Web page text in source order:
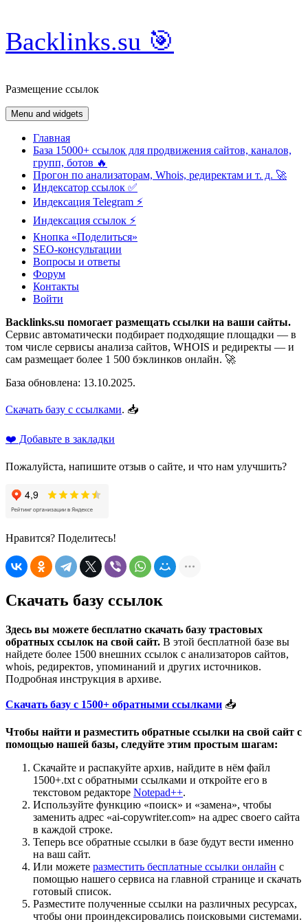
Skip
to
content
Backlinks.su 🎯
Размещение ссылок
Menu and widgets
Главная
База 15000+ ссылок для продвижения сайтов, каналов,
групп, ботов 🔥
Прогон по анализаторам, Whois, редиректам и т. д. 🚀
Индексатор ссылок ✅
Индексация Telegram ⚡️
Индексация ссылок ⚡️
Кнопка «Поделиться»
SEO-консультации
Вопросы и ответы
Форум
Контакты
Войти
Backlinks.su помогает размещать ссылки на ваши сайты.
Сервис автоматически подбирает подходящие площадки — в
том числе сервисы анализа сайтов, WHOIS и редиректы — и
сам размещает более 1 500 бэклинков онлайн. 🚀
База обновлена: 13.10.2025.
Скачать базу с ссылками. 📥
❤️ Добавьте в закладки
Пожалуйста, напишите отзыв о сайте, и что нам улучшить?
Нравится? Поделитесь!
Скачать базу ссылок
Здесь вы можете бесплатно скачать базу трастовых
обратных ссылок на свой сайт. В этой бесплатной базе вы
найдете более 1500 внешних ссылок с анализаторов сайтов,
whois, редиректов, упоминаний и других источников.
Подробная инструкция в архиве.
Скачать базу с 1500+ обратными ссылками 📥
Чтобы найти и разместить обратные ссылки на свой сайт с
помощью нашей базы, следуйте этим простым шагам:
Скачайте и распакуйте архив, найдите в нём файл
1500+.txt с обратными ссылками и откройте его в
текстовом редакторе Notepad++.
Используйте функцию «поиск» и «замена», чтобы
заменить адрес «ai-copywriter.com» на адрес своего сайта
в каждой строке.
Теперь все обратные ссылки в базе будут вести именно
на ваш сайт.
Или можете разместить бесплатные ссылки онлайн с
помощью нашего сервиса на главной странице и скачать
готовый список.
Разместите полученные ссылки на различных ресурсах,
чтобы они проиндексировались поисковыми системами.